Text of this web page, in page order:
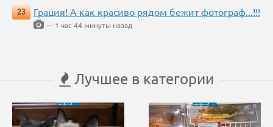
23
Грация! А как красиво рядом бежит фотограф...!!!
— 1 час 44 минуты назад
Лучшее в категории